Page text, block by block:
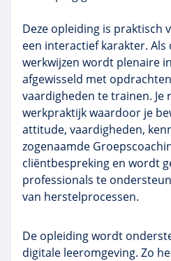
Deze opleiding is praktisch
een interactief karakter. Als
werkwijzen wordt plenaire
afgewisseld met
vaardigheden te trainen.
werkpraktijk waardoor je
attitude, vaardigheden,
zogenaamde
cliëntbespreking en wordt
professionals te
van herstelprocessen.
De opleiding wordt
digitale leeromgeving. Zo